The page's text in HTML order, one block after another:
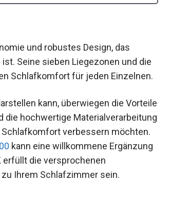
und robustes Design, das
Seine sieben Liegezonen und die
Schlafkomfort für jeden Einzelnen.
kann, überwiegen die Vorteile
die hochwertige Materialverarbeitung
verbessern möchten.
kann eine willkommene Ergänzung
erfüllt die versprochenen
Ihrem Schlafzimmer sein.